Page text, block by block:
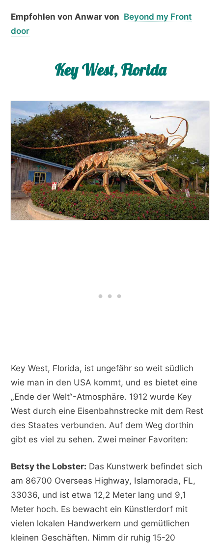
Empfohlen von Anwar von Beyond my Front
door
Key West, Florida
Key West, Florida, ist ungefähr so weit südlich
wie man in den USA kommt, und es bietet eine
„Ende der Welt“-Atmosphäre. 1912 wurde Key
West durch eine Eisenbahnstrecke mit dem Rest
des Staates verbunden. Auf dem Weg dorthin
gibt es viel zu sehen. Zwei meiner Favoriten:
Betsy the Lobster: Das Kunstwerk befindet sich
am 86700 Overseas Highway, Islamorada, FL,
33036, und ist etwa 12,2 Meter lang und 9,1
Meter hoch. Es bewacht ein Künstlerdorf mit
vielen lokalen Handwerkern und gemütlichen
kleinen Geschäften. Nimm dir ruhig 15-20